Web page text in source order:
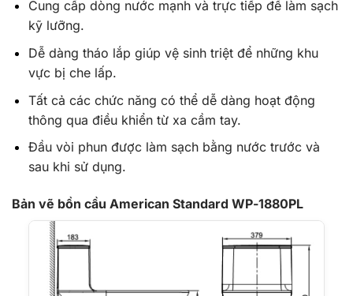
Cung cấp dòng nước mạnh và trực tiếp để làm sạch
kỹ lưỡng.
Dễ dàng tháo lắp giúp vệ sinh triệt để những khu
vực bị che lấp.
Tất cả các chức năng có thể dễ dàng hoạt động
thông qua điều khiển từ xa cầm tay.
Đầu vòi phun được làm sạch bằng nước trước và
sau khi sử dụng.
Bản vẽ bồn cầu American Standard WP-1880PL